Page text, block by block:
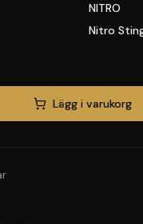
NITRO
Nitro
Lägg i varukorg